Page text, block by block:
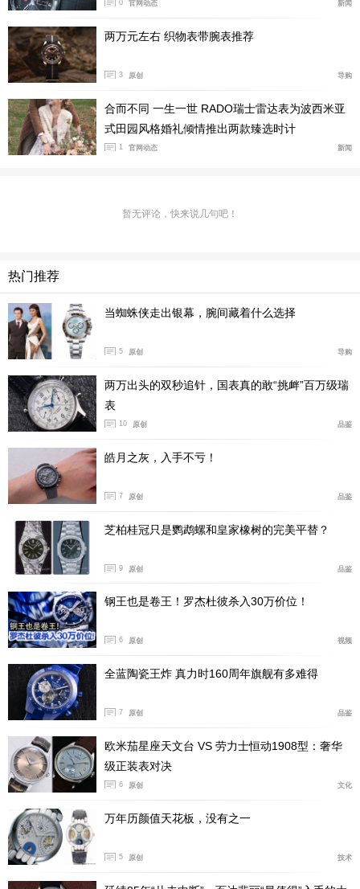
1986年首款Integral陶瓷腕表广告
此后，雷达不断把陶瓷材质推向更轻、更薄、更舒适
列，雷达逐渐把陶瓷从一种技术材料，发展成了完整的品
陶瓷不再只是冷峻、科技感的代名词，也有了更多日常佩
戴和审美表达的可能。
雷达超薄陶瓷腕表实拍
雷达表的市场变迁
如果把时间拉回到中国市场的黄金阶段，雷达表曾经
是最早真正打入中国消费者认知的瑞士腕表品牌之一。19
79年，雷达表出现在中国改革开放后首支外资电视广告
0 官网动态 新闻
两万元左右 织物表带腕表推荐
3 原创 导购
合而不同 一生一世 RADO瑞士雷达表为波西米亚
式田园风格婚礼倾情推出两款臻选时计
1 官网动态 新闻
暂无评论，快来说几句吧！
热门推荐
当蜘蛛侠走出银幕，腕间藏着什么选择
5 原创 导购
两万出头的双秒追针，国表真的敢“挑衅”百万级瑞
表
10 原创 品鉴
皓月之灰，入手不亏！
7 原创 品鉴
芝柏桂冠只是鹦鹉螺和皇家橡树的完美平替？
9 原创 品鉴
钢王也是卷王！罗杰杜彼杀入30万价位！
6 原创 视频
全蓝陶瓷王炸 真力时160周年旗舰有多难得
7 原创 品鉴
欧米茄星座天文台 VS 劳力士恒动1908型：奢华
级正装表对决
6 原创 文化
万年历颜值天花板，没有之一
5 原创 技术